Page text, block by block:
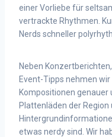
einer Vorliebe für
vertrackte Rhythmen.
Nerds schneller
Neben
Event-Tipps nehmen
Kompositionen genauer
Plattenläden der
etwas nerdy sind. Wir